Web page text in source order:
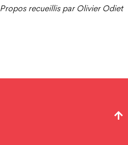
Propos recueillis par Olivier Odiet